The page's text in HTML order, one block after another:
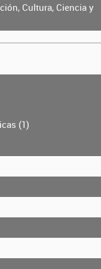
Cultura, Ciencia y
(1)